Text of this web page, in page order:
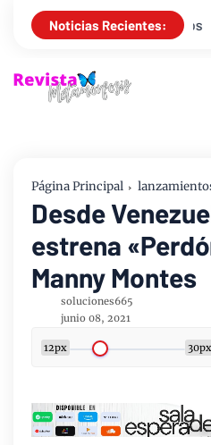
Noticias Recientes:
de los niños Arca 33
Página Principal
Desde
estrena
Manny Montes
soluciones665
junio 08, 2021
12px 30px